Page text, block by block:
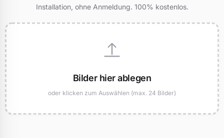
Größe ändernInstallation, ohne Anmeldung. 100% kostenlos.
Bilder hier ablegen
oder klicken zum Auswählen (max. 24 Bilder)